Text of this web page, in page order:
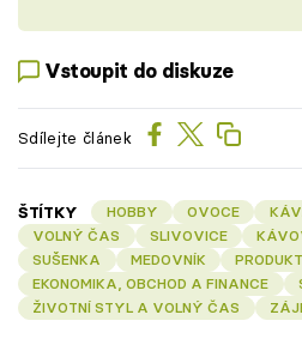
Vstoupit do diskuze
Sdílejte článek
ŠTÍTKY HOBBY OVOCE
VOLNÝ ČAS
SLIVOVICE
SUŠENKA
MEDOVNÍK
EKONOMIKA, OBCHOD A FINANCE
ŽIVOTNÍ STYL A VOLNÝ ČAS